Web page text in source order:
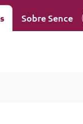
Sobre Sence